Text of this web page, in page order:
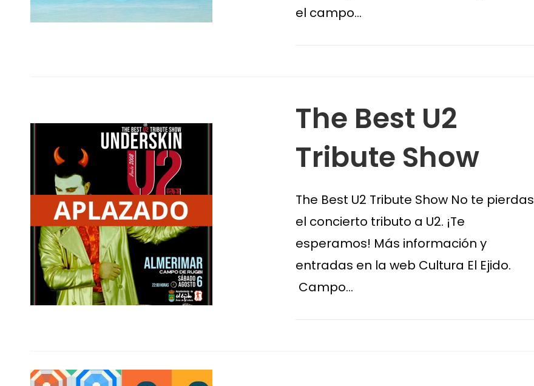
el campo…
The Best U2
Tribute Show
The Best U2 Tribute Show No te pierdas
el concierto tributo a U2. ¡Te
esperamos! Más información y
entradas en la web Cultura El Ejido.
Campo…